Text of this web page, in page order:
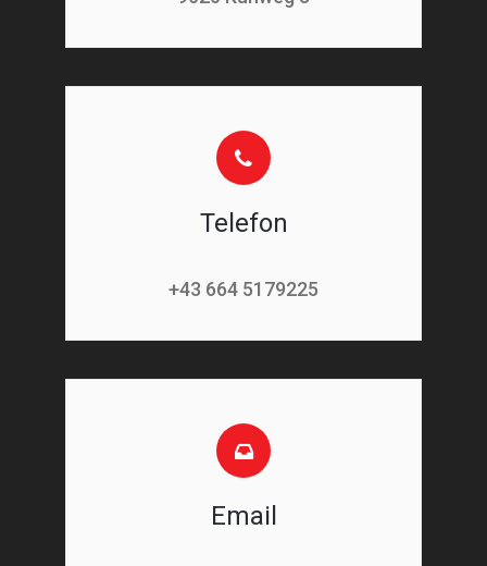
Telefon
+43 664 5179225
Email